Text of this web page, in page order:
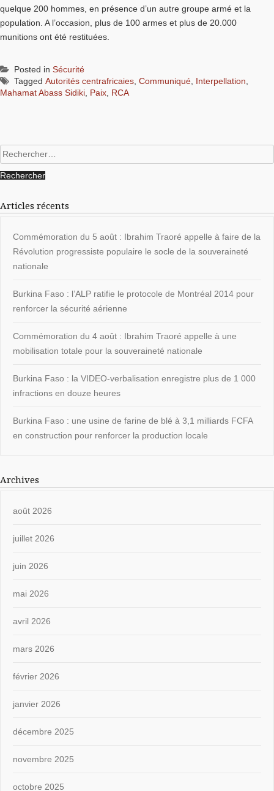
quelque 200 hommes, en présence d’un autre groupe armé et la
population. A l’occasion, plus de 100 armes et plus de 20.000
munitions ont été restituées.
Posted in Sécurité
Tagged Autorités centrafricaies, Communiqué, Interpellation,
Mahamat Abass Sidiki, Paix, RCA
Rechercher :
Articles récents
Commémoration du 5 août : Ibrahim Traoré appelle à faire de la
Révolution progressiste populaire le socle de la souveraineté
nationale
Burkina Faso : l’ALP ratifie le protocole de Montréal 2014 pour
renforcer la sécurité aérienne
Commémoration du 4 août : Ibrahim Traoré appelle à une
mobilisation totale pour la souveraineté nationale
Burkina Faso : la VIDEO-verbalisation enregistre plus de 1 000
infractions en douze heures
Burkina Faso : une usine de farine de blé à 3,1 milliards FCFA
en construction pour renforcer la production locale
Archives
août 2026
juillet 2026
juin 2026
mai 2026
avril 2026
mars 2026
février 2026
janvier 2026
décembre 2025
novembre 2025
octobre 2025